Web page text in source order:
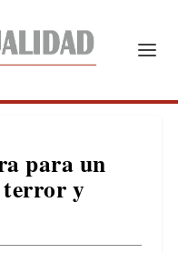
para un
terror y